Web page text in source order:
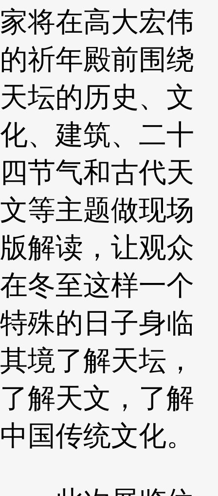
家将在高大宏伟
的祈年殿前围绕
天坛的历史、文
化、建筑、二十
四节气和古代天
文等主题做现场
版解读，让观众
在冬至这样一个
特殊的日子身临
其境了解天坛，
了解天文，了解
中国传统文化。